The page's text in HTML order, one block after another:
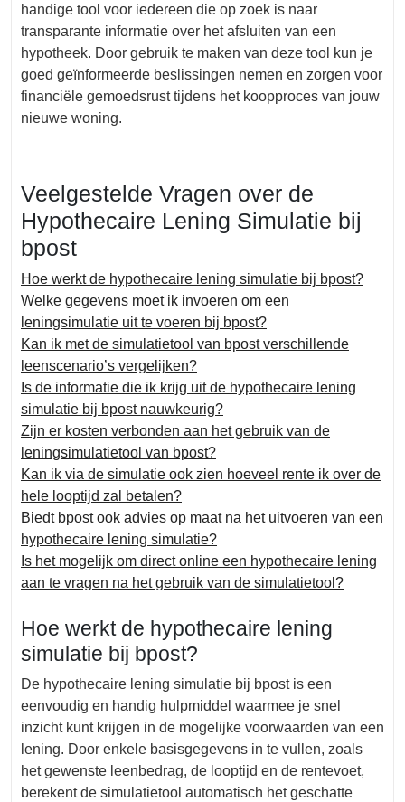
handige tool voor iedereen die op zoek is naar
transparante informatie over het afsluiten van een
hypotheek. Door gebruik te maken van deze tool kun je
goed geïnformeerde beslissingen nemen en zorgen voor
financiële gemoedsrust tijdens het koopproces van jouw
nieuwe woning.
Veelgestelde Vragen over de
Hypothecaire Lening Simulatie bij
bpost
Hoe werkt de hypothecaire lening simulatie bij bpost?
Welke gegevens moet ik invoeren om een
leningsimulatie uit te voeren bij bpost?
Kan ik met de simulatietool van bpost verschillende
leenscenario’s vergelijken?
Is de informatie die ik krijg uit de hypothecaire lening
simulatie bij bpost nauwkeurig?
Zijn er kosten verbonden aan het gebruik van de
leningsimulatietool van bpost?
Kan ik via de simulatie ook zien hoeveel rente ik over de
hele looptijd zal betalen?
Biedt bpost ook advies op maat na het uitvoeren van een
hypothecaire lening simulatie?
Is het mogelijk om direct online een hypothecaire lening
aan te vragen na het gebruik van de simulatietool?
Hoe werkt de hypothecaire lening
simulatie bij bpost?
De hypothecaire lening simulatie bij bpost is een
eenvoudig en handig hulpmiddel waarmee je snel
inzicht kunt krijgen in de mogelijke voorwaarden van een
lening. Door enkele basisgegevens in te vullen, zoals
het gewenste leenbedrag, de looptijd en de rentevoet,
berekent de simulatietool automatisch het geschatte